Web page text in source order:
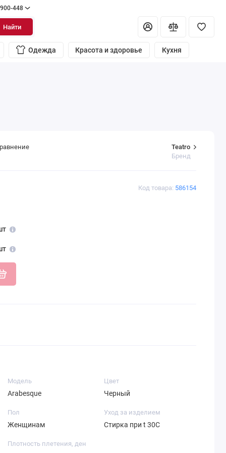
448
Найти
Одежда Красота и здоровье Кухня
Код товара: 586154
Teatro
Бренд
Модель
Arabesque
Цвет
Черный
Пол
Женщинам
Уход за изделием
Стирка при t 30С
Плотность плетения, ден